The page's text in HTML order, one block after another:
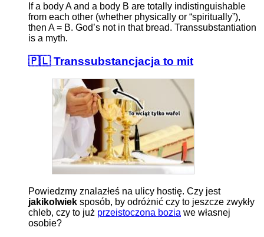
If a body A and a body B are totally indistinguishable
from each other (whether physically or “spiritually”),
then A = B. God’s not in that bread. Transsubstantiation
is a myth.
🇵🇱 Transsubstancjacja to mit
Powiedzmy znalazłeś na ulicy hostię. Czy jest
jakikolwiek sposób, by odróżnić czy to jeszcze zwykły
chleb, czy to już przeistoczona bozia we własnej
osobie?